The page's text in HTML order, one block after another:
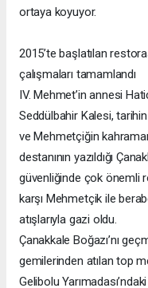
ortaya koyuyor.
2015’te başlatılan
çalışmaları tamamlandı
IV. Mehmet’in annesi
Seddülbahir Kalesi,
ve Mehmetçiğin
destanının yazıldığı
güvenliğinde çok önemli
karşı Mehmetçik ile
atışlarıyla gazi oldu.
Çanakkale Boğazı’nı
gemilerinden atılan top
Gelibolu